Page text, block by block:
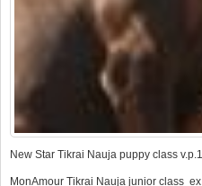
New Star Tikrai Nauja puppy class
MonAmour Tikrai Nauja junior class